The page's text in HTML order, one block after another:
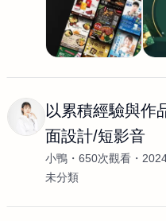
以累積經驗與作
面設計/短影音
小鴨 650次觀看
未分類